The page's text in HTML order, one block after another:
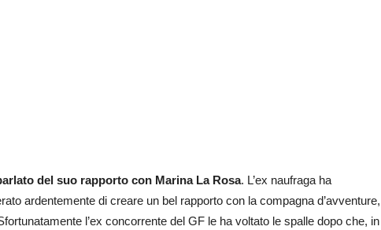
del suo rapporto con Marina La Rosa. L’ex naufraga ha
ardentemente di creare un bel rapporto con la compagna d’avventure,
l’ex concorrente del GF le ha voltato le spalle dopo che, in